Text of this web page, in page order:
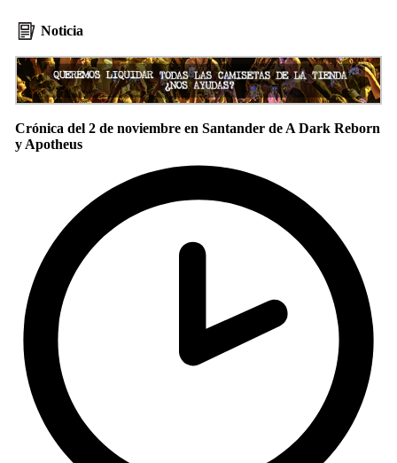
Noticia
Crónica del 2 de noviembre en Santander de A Dark Reborn
y Apotheus